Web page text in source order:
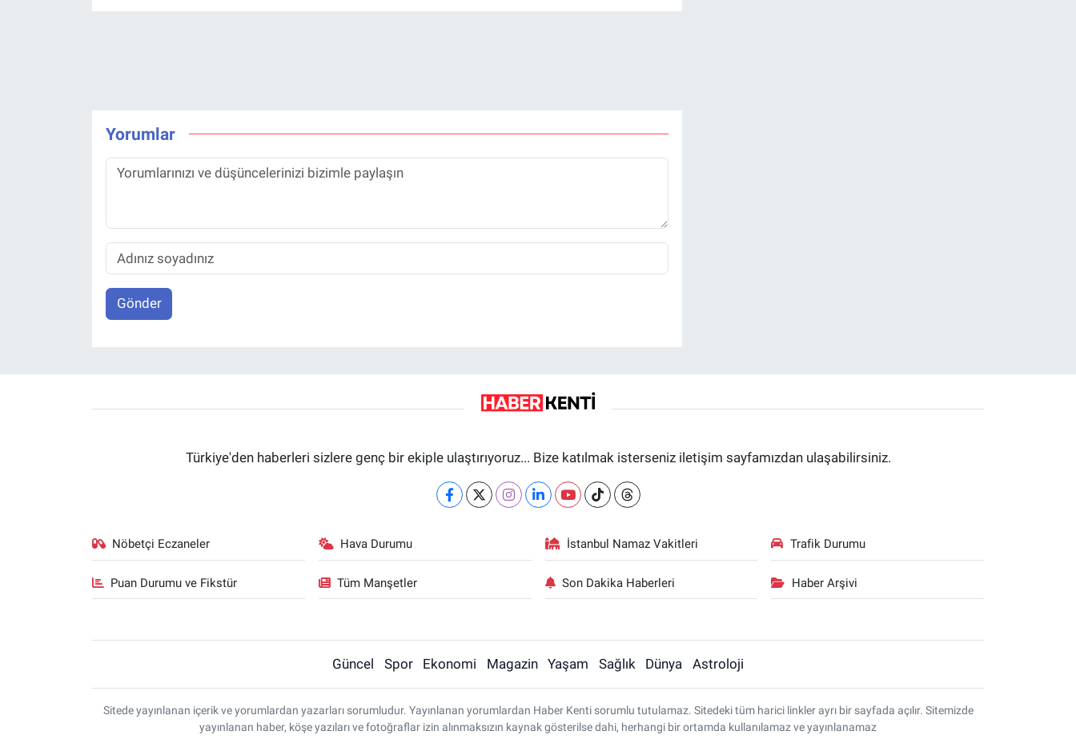
Yorumlar
Gönder
Türkiye'den haberleri sizlere genç bir ekiple ulaştırıyoruz... Bize katılmak isterseniz iletişim sayfamızdan ulaşabilirsiniz.
Nöbetçi Eczaneler Hava Durumu İstanbul Namaz Vakitleri Trafik Durumu
Puan Durumu ve Fikstür Tüm Manşetler Son Dakika Haberleri Haber Arşivi
Güncel Spor Ekonomi Magazin Yaşam Sağlık Dünya Astroloji
Sitede yayınlanan içerik ve yorumlardan yazarları sorumludur. Yayınlanan yorumlardan Haber Kenti sorumlu tutulamaz. Sitedeki tüm harici linkler ayrı bir sayfada açılır. Sitemizde
yayınlanan haber, köşe yazıları ve fotoğraflar izin alınmaksızın kaynak gösterilse dahi, herhangi bir ortamda kullanılamaz ve yayınlanamaz